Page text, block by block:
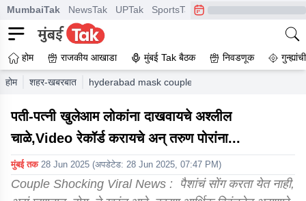
MumbaiTak NewsTak UPTak SportsTak CrimeTak
होम राजकीय आखाडा मुंबई Tak बैठक निवडणूक
होम शहर-खबरबात hyderabad mask couple blackmail people after
पती-पत्नी खुलेआम लोकांना दाखवायचे अश्लील
चाळे,Video रेकॉर्ड करायचे अन् तरुण पोरांना...
मुंबई तक 28 Jun 2025 (अपडेटेड: 28 Jun 2025, 07:47 PM)
Couple Shocking Viral News : पैशांचं सोंग करता येत नाही,